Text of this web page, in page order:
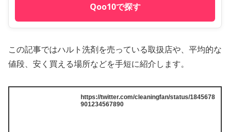
Qoo10で探す
この記事ではハルト洗剤を売っている取扱店や、平均的な
値段、安く買える場所などを手短に紹介します。
https://twitter.com/cleaningfan/status/1845678
901234567890